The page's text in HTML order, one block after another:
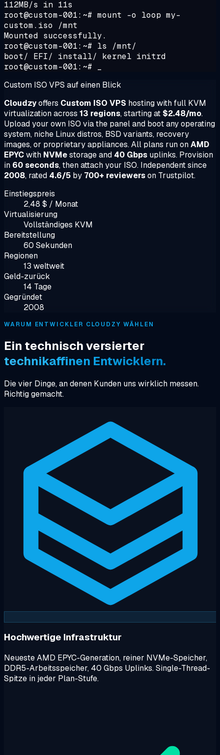
112MB/s in 11s
root@custom-001:~# mount -o loop my-
custom.iso /mnt
Mounted successfully.
root@custom-001:~# ls /mnt/
boot/ EFI/ install/ kernel initrd
root@custom-001:~# _
Custom ISO VPS auf einen Blick
Cloudzyoffers Custom ISO VPS hosting with full KVM
virtualization across 13 regions, starting at $2.48/mo.
Upload your own ISO via the panel and boot any operating
system, niche Linux distros, BSD variants, recovery
images, or proprietary appliances. All plans run onAMD
EPYCwith NVMestorage and 40 Gbps uplinks. Provision
in 60 seconds, then attach your ISO. Independent since
2008, rated 4.6/5 by 700+ reviewerson Trustpilot.
Einstiegspreis
2,48 $ / Monat
Virtualisierung
Vollständiges KVM
Bereitstellung
60 Sekunden
Regionen
13 weltweit
Geld-zurück
14 Tage
Gegründet
2008
WARUM ENTWICKLER CLOUDZY WÄHLEN
Ein technisch versierter
technikaffinen Entwicklern.
Die vier Dinge, an denen Kunden uns wirklich messen.
Richtig gemacht.
Hochwertige Infrastruktur
Neueste AMD EPYC-Generation, reiner NVMe-Speicher,
DDR5-Arbeitsspeicher, 40 Gbps Uplinks. Single-Thread-
Spitze in jeder Plan-Stufe.